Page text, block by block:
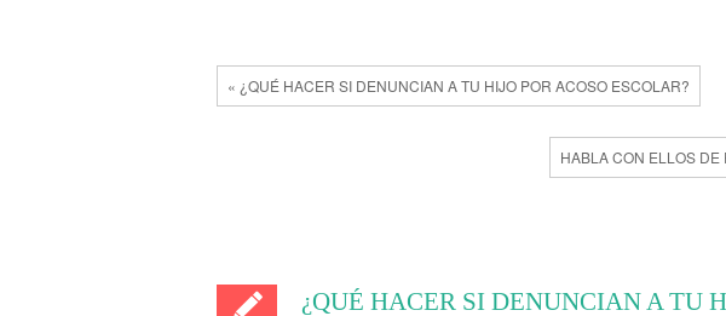
« ¿QUÉ HACER SI DENUNCIAN A TU HIJO POR ACOSO ESCOLAR?
HABLA CON ELLOS DE
¿QUÉ HACER SI DENUNCIAN A TU